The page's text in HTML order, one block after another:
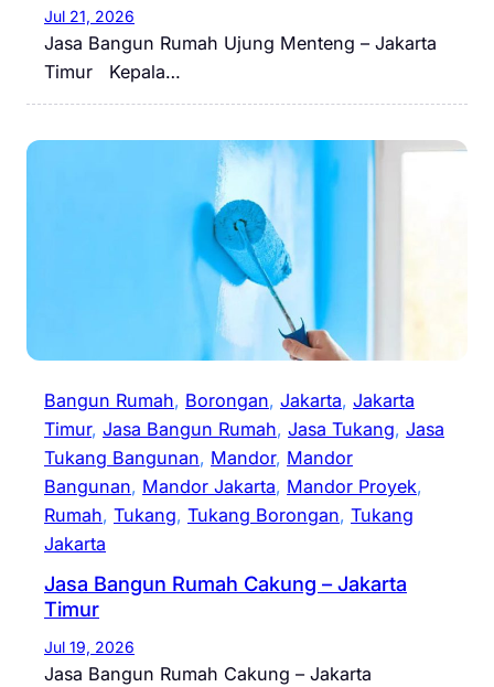
Jul 21, 2026
Jasa Bangun Rumah Ujung Menteng – Jakarta
Timur Kepala…
Bangun Rumah, Borongan, Jakarta, Jakarta
Timur, Jasa Bangun Rumah, Jasa Tukang, Jasa
Tukang Bangunan, Mandor, Mandor
Bangunan, Mandor Jakarta, Mandor Proyek
Rumah, Tukang, Tukang Borongan, Tukang
Jakarta
Jasa Bangun Rumah Cakung – Jakarta
Timur
Jul 19, 2026
Jasa Bangun Rumah Cakung – Jakarta